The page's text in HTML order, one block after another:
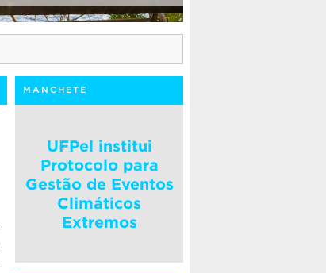
MANCHETE
UFPel institui
Protocolo para
Gestão de Eventos
Climáticos
Extremos